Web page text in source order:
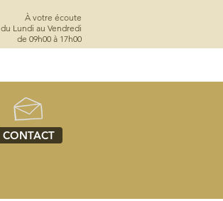
À votre écoute
du Lundi au Vendredi
de 09h00 à 17h00
CONTACT